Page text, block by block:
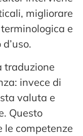
migliorare
e
traduzione
invece di
valuta e
Questo
le competenze